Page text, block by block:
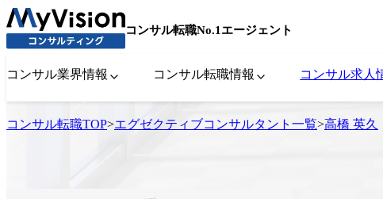
コンサル転職No.1エージェント
コンサル業界情報 コンサル転職情報 コンサル求人
コンサル転職TOP>エグゼクティブコンサルタント一覧>高橋 英久